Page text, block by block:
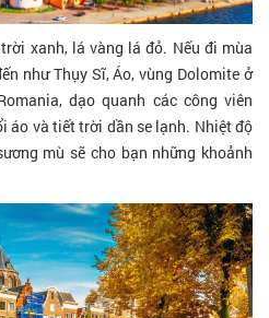
xanh, lá vàng lá đỏ. Nếu đi mùa
như Thụy Sĩ, Áo, vùng Dolomite ở
dạo quanh các công viên
áo và tiết trời dần se lạnh. Nhiệt độ
mù sẽ cho bạn những khoảnh